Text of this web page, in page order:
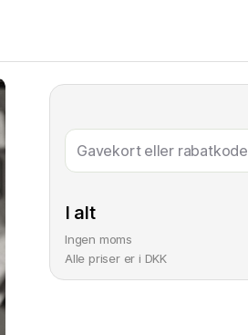
Gavekort eller rabatkode
I alt
Ingen moms
Alle priser er i DKK